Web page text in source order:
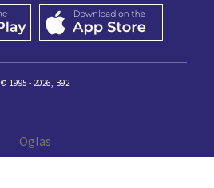
© 1995 - 2026, B92